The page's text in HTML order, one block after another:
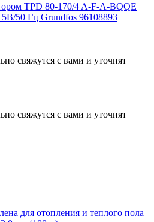
TPD 80-170/4 A-F-A-BQQE
50 Гц Grundfos 96108893
свяжутся с вами и уточнят
свяжутся с вами и уточнят
для отопления и теплого пола